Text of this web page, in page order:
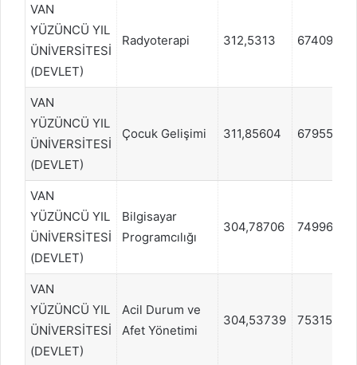
VAN
YÜZÜNCÜ YIL
ÜNİVERSİTESİ
(DEVLET)
Radyoterapi 312,5313 674095
VAN
YÜZÜNCÜ YIL
ÜNİVERSİTESİ
(DEVLET)
Çocuk Gelişimi 311,85604 679559
VAN
YÜZÜNCÜ YIL
ÜNİVERSİTESİ
(DEVLET)
Bilgisayar
Programcılığı
304,78706 749962
VAN
YÜZÜNCÜ YIL
ÜNİVERSİTESİ
(DEVLET)
Acil Durum ve
Afet Yönetimi
304,53739 753155